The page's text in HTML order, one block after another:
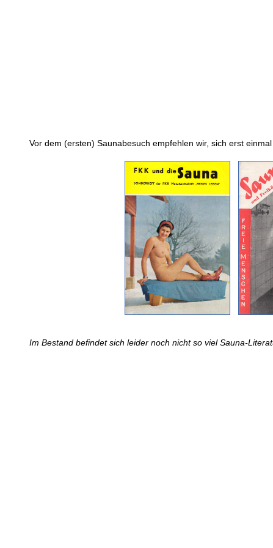
Vor dem (ersten) Saunabesuch empfehlen wir, sich erst
Im Bestand befindet sich leider noch nicht so viel Sauna-